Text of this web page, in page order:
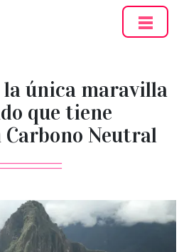
única maravilla
que tiene
Neutral